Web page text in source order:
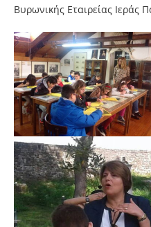
Βυρωνικής Εταιρείας Ιεράς